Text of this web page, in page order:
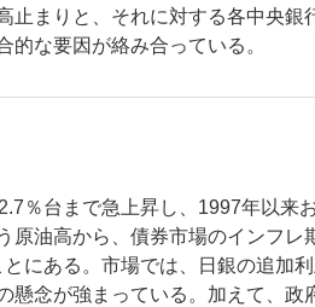
まりと、それに対する各中央銀
な要因が絡み合っている。
％台まで急上昇し、1997年以来
原油高から、債券市場のインフレ
にある。市場では、日銀の追加
懸念が強まっている。加えて、政